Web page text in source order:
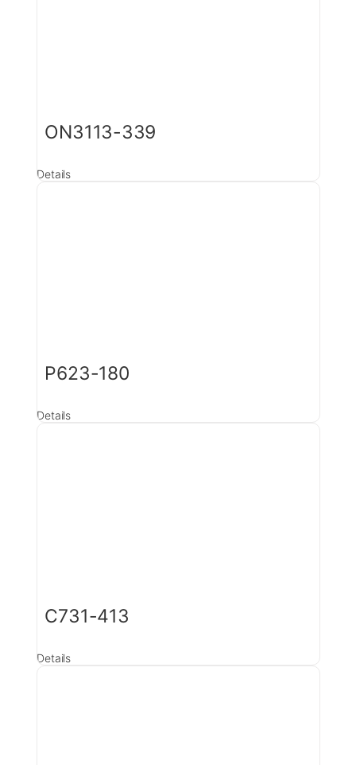
ON3113-339
Details
P623-180
Details
C731-413
Details